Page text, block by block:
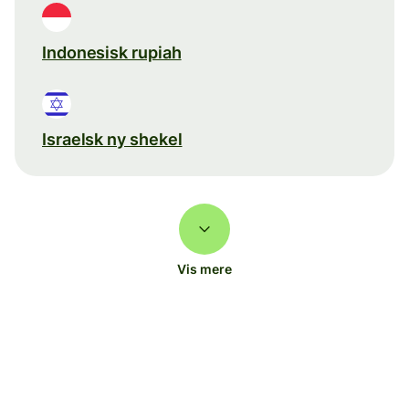
Indonesisk rupiah
Israelsk ny shekel
Vis mere